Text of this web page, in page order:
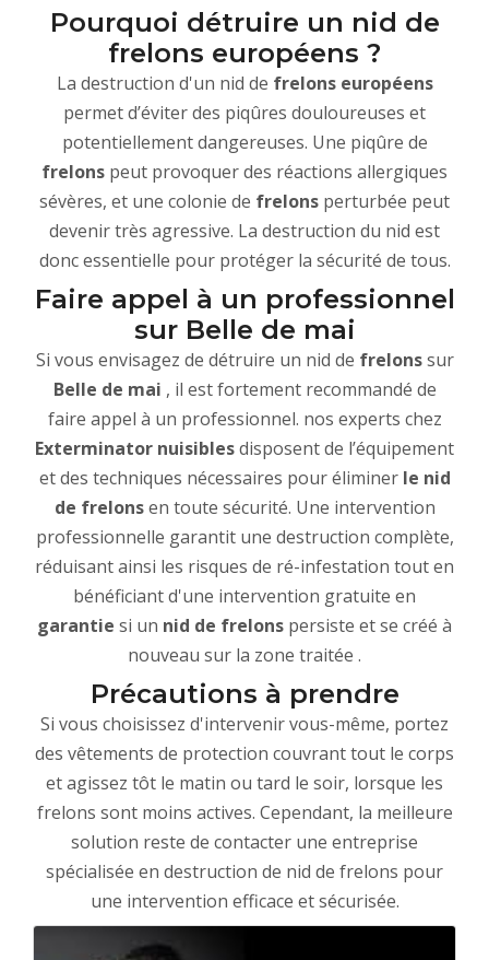
Pourquoi détruire un nid de
frelons européens ?
La destruction d'un nid de frelons européens
permet d’éviter des piqûres douloureuses et
potentiellement dangereuses. Une piqûre de
frelons peut provoquer des réactions allergiques
sévères, et une colonie de frelons perturbée peut
devenir très agressive. La destruction du nid est
donc essentielle pour protéger la sécurité de tous.
Faire appel à un professionnel
sur Belle de mai
Si vous envisagez de détruire un nid de frelonssur
Belle de mai , il est fortement recommandé de
faire appel à un professionnel. nos experts chez
Exterminator nuisiblesdisposent de l’équipement
et des techniques nécessaires pour éliminerle nid
de frelonsen toute sécurité. Une intervention
professionnelle garantit une destruction complète,
réduisant ainsi les risques de ré-infestation tout en
bénéficiant d'une intervention gratuite en
garantie si un nid de frelons persiste et se créé à
nouveau sur la zone traitée .
Précautions à prendre
Si vous choisissez d'intervenir vous-même, portez
des vêtements de protection couvrant tout le corps
et agissez tôt le matin ou tard le soir, lorsque les
frelons sont moins actives. Cependant, la meilleure
solution reste de contacter une entreprise
spécialisée en destruction de nid de frelons pour
une intervention efficace et sécurisée.